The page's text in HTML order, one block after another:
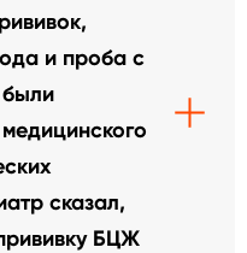
и проба с
были
сказал,
БЦЖ